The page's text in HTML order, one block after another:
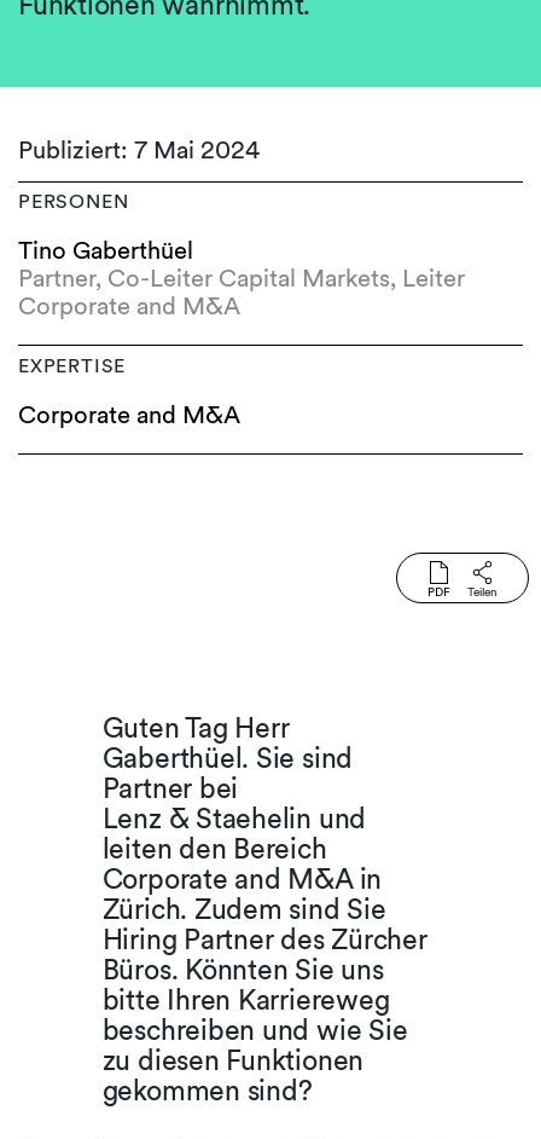
Publiziert: 7 Mai 2024
PERSONEN
Tino Gaberthüel
Partner, Co-Leiter Capital Markets, Leiter
Corporate and M&A
EXPERTISE
Corporate and M&A
PDF Teilen
Guten Tag Herr
Gaberthüel. Sie sind
Partner bei
Lenz & Staehelin und
leiten den Bereich
Corporate and M&A in
Zürich. Zudem sind Sie
Hiring Partner des Zürcher
Büros. Könnten Sie uns
bitte Ihren Karriereweg
beschreiben und wie Sie
zu diesen Funktionen
gekommen sind?